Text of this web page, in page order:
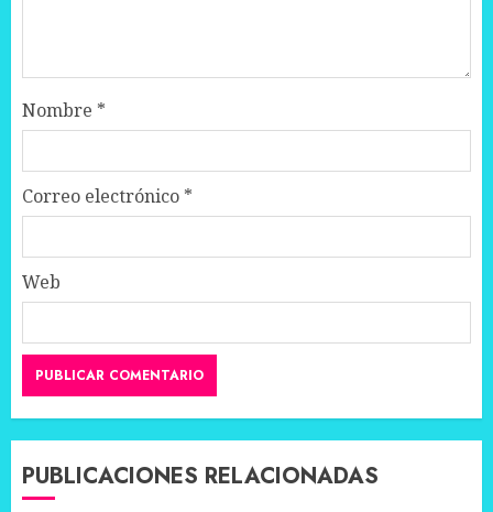
Nombre *
Correo electrónico *
Web
PUBLICACIONES RELACIONADAS